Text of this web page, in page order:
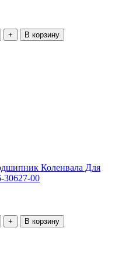
В корзину
Коленвала Для
30627-00
В корзину